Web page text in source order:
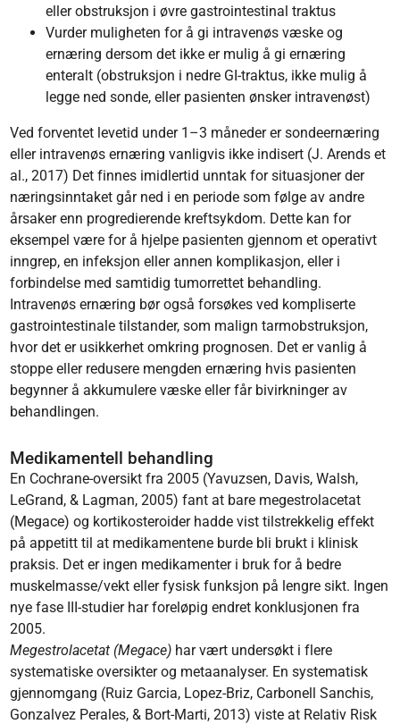
eller obstruksjon i øvre gastrointestinal traktus
Vurder muligheten for å gi intravenøs væske og
ernæring dersom det ikke er mulig å gi ernæring
enteralt (obstruksjon i nedre GI-traktus, ikke mulig å
legge ned sonde, eller pasienten ønsker intravenøst)
Ved forventet levetid under 1–3 måneder er sondeernæring
eller intravenøs ernæring vanligvis ikke indisert (J. Arends et
al., 2017) Det finnes imidlertid unntak for situasjoner der
næringsinntaket går ned i en periode som følge av andre
årsaker enn progredierende kreftsykdom. Dette kan for
eksempel være for å hjelpe pasienten gjennom et operativt
inngrep, en infeksjon eller annen kompli­ka­sjon, eller i
forbindelse med samtidig tumorrettet behandling.
Intravenøs ernæring bør også forsøkes ved kompliserte
gastrointestinale tilstander, som malign tarmobstruksjon,
hvor det er usikkerhet omkring prognosen. Det er vanlig å
stoppe eller redusere mengden ernæring hvis pasienten
begynner å akkumulere væske eller får bivirkninger av
behandlingen.
Medikamentell behandling
En Cochrane-oversikt fra 2005 (Yavuzsen, Davis, Walsh,
LeGrand, & Lagman, 2005) fant at bare megestrolacetat
(Megace) og kortikosteroider hadde vist tilstrekkelig effekt
på appetitt til at medikamentene burde bli brukt i klinisk
praksis. Det er ingen medikamenter i bruk for å bedre
muskelmasse/vekt eller fysisk funksjon på lengre sikt. Ingen
nye fase III-studier har foreløpig endret konklusjonen fra
2005.
Megestrolacetat (Megace) har vært undersøkt i flere
systematiske oversikter og metaanalyser. En systematisk
gjennomgang (Ruiz Garcia, Lopez-Briz, Carbonell Sanchis,
Gonzalvez Perales, & Bort-Marti, 2013) viste at Relativ Risk